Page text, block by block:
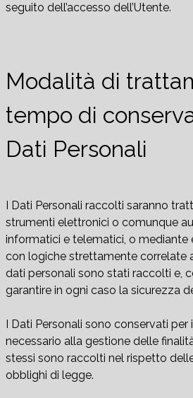
seguito dell’accesso dell’Utente.
Modalità di
tempo di
Dati Personali
I Dati Personali raccolti saranno
strumenti elettronici o comunque
informatici e telematici, o mediante
con logiche strettamente correlate
dati personali sono stati raccolti e,
garantire in ogni caso la sicurezza
I Dati Personali sono conservati
necessario alla gestione delle
stessi sono raccolti nel rispetto
obblighi di legge.